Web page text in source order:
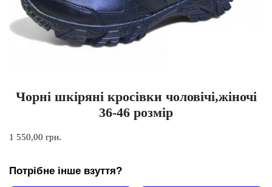
Чорні шкіряні кросівки чоловічі,жіночі
36-46 розмір
1 550,00 грн.
Потрібне інше взуття?